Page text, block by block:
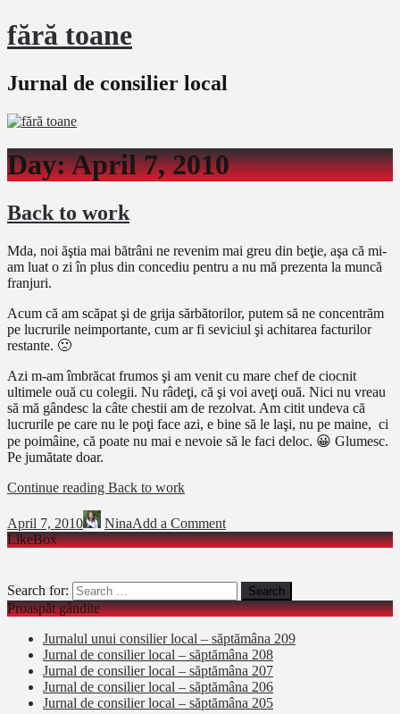
fără toane
Jurnal de consilier local
Day:April 7, 2010
Back to work
Mda, noi ăştia mai bătrâni ne revenim mai greu din beţie, aşa că mi-
am luat o zi în plus din concediu pentru a nu mă prezenta la muncă
franjuri.
Acum că am scăpat şi de grija sărbătorilor, putem să ne concentrăm
pe lucrurile neimportante, cum ar fi seviciul şi achitarea facturilor
restante. 🙁
Azi m-am îmbrăcat frumos şi am venit cu mare chef de ciocnit
ultimele ouă cu colegii. Nu râdeţi, că şi voi aveţi ouă. Nici nu vreau
să mă gândesc la câte chestii am de rezolvat. Am citit undeva că
lucrurile pe care nu le poţi face azi, e bine să le laşi, nu pe maine, ci
pe poimâine, că poate nu mai e nevoie să le faci deloc. 😀 Glumesc.
Pe jumătate doar.
Continue reading Back to work
April 7, 2010 NinaAdd a Comment
LikeBox
Search for:
Proaspăt gândite
Jurnalul unui consilier local – săptămâna 209
Jurnal de consilier local – săptămâna 208
Jurnal de consilier local – săptămâna 207
Jurnal de consilier local – săptămâna 206
Jurnal de consilier local – săptămâna 205